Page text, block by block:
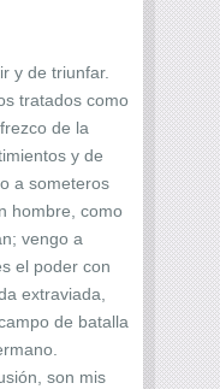
y de triunfar.
tratados como
de la
y de
a someteros
hombre, como
vengo a
el poder con
extraviada,
de batalla
son mis